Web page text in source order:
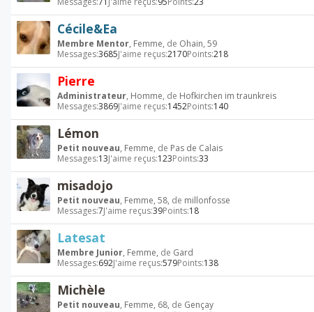
Cécile&Ea
Membre Mentor, Femme, de Ohain, 59
Messages:3685J'aime reçus:2170Points:218
Pierre
Administrateur, Homme, de Hofkirchen im traunkreis
Messages:3869J'aime reçus:1452Points:140
Lémon
Petit nouveau, Femme, de Pas de Calais
Messages:13J'aime reçus:123Points:33
misadojo
Petit nouveau, Femme, 58, de millonfosse
Messages:7J'aime reçus:39Points:18
Latesat
Membre Junior, Femme, de Gard
Messages:692J'aime reçus:579Points:138
Michèle
Petit nouveau, Femme, 68, de Gençay